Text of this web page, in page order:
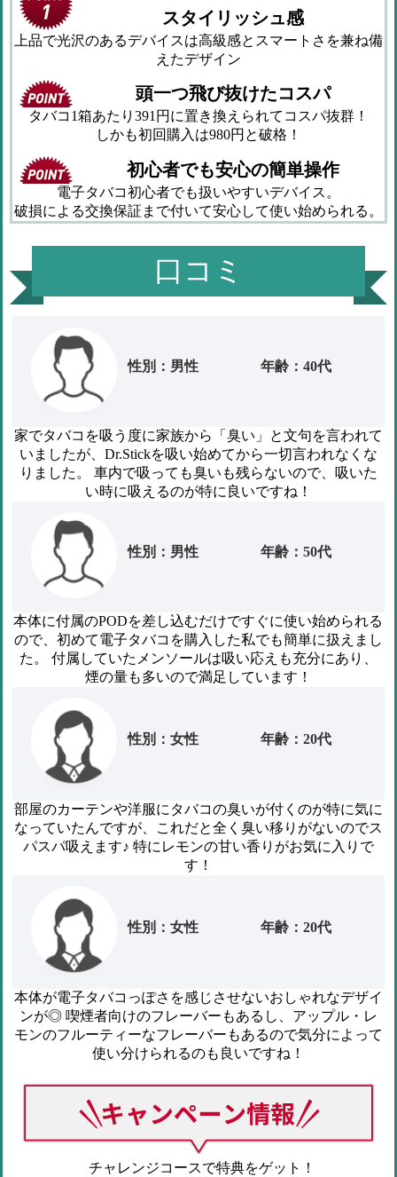
スタイリッシュ感
上品で光沢のあるデバイスは高級感とスマートさを兼ね備
えたデザイン
頭一つ飛び抜けたコスパ
タバコ1箱あたり391円に置き換えられてコスパ抜群！
しかも初回購入は980円と破格！
初心者でも安心の簡単操作
電子タバコ初心者でも扱いやすいデバイス。
破損による交換保証まで付いて安心して使い始められる。
口コミ
性別：男性 年齢：40代
家でタバコを吸う度に家族から「臭い」と文句を言われて
いましたが、Dr.Stickを吸い始めてから一切言われなくな
りました。
車内で吸っても臭いも残らないので、吸いた
い時に吸えるのが特に良いですね！
性別：男性 年齢：50代
本体に付属のPODを差し込むだけですぐに使い始められる
ので、初めて電子タバコを購入した私でも簡単に扱えまし
た。
付属していたメンソールは吸い応えも充分にあり、
煙の量も多いので満足しています！
性別：女性 年齢：20代
部屋のカーテンや洋服にタバコの臭いが付くのが特に気に
なっていたんですが、これだと全く臭い移りがないのでス
パスパ吸えます♪ 特にレモンの甘い香りがお気に入りで
す！
性別：女性 年齢：20代
本体が電子タバコっぽさを感じさせないおしゃれなデザイ
ンが◎ 喫煙者向けのフレーバーもあるし、アップル・レ
モンのフルーティーなフレーバーもあるので気分によって
使い分けられるのも良いですね！
チャレンジコースで特典をゲット！